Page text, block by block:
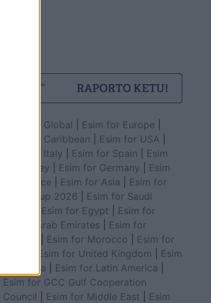
Esim for Global Esim for Europe
Esim for Caribbean
Esim for USA
Esim for Italy
Esim for Spain
Esim
for Turkey
Esim for Germany
Esim
for Greece
Esim for Asia
Esim for
World Cup 2026
Esim for Saudi
Esim for Egypt
Esim for
United Arab Emirates
Esim for
Esim for Morocco
Esim for
Esim for United Kingdom
Esim
for Africa
Esim for Latin America
Esim for GCC Gulf Cooperation
Council
Esim for Middle East
Esim